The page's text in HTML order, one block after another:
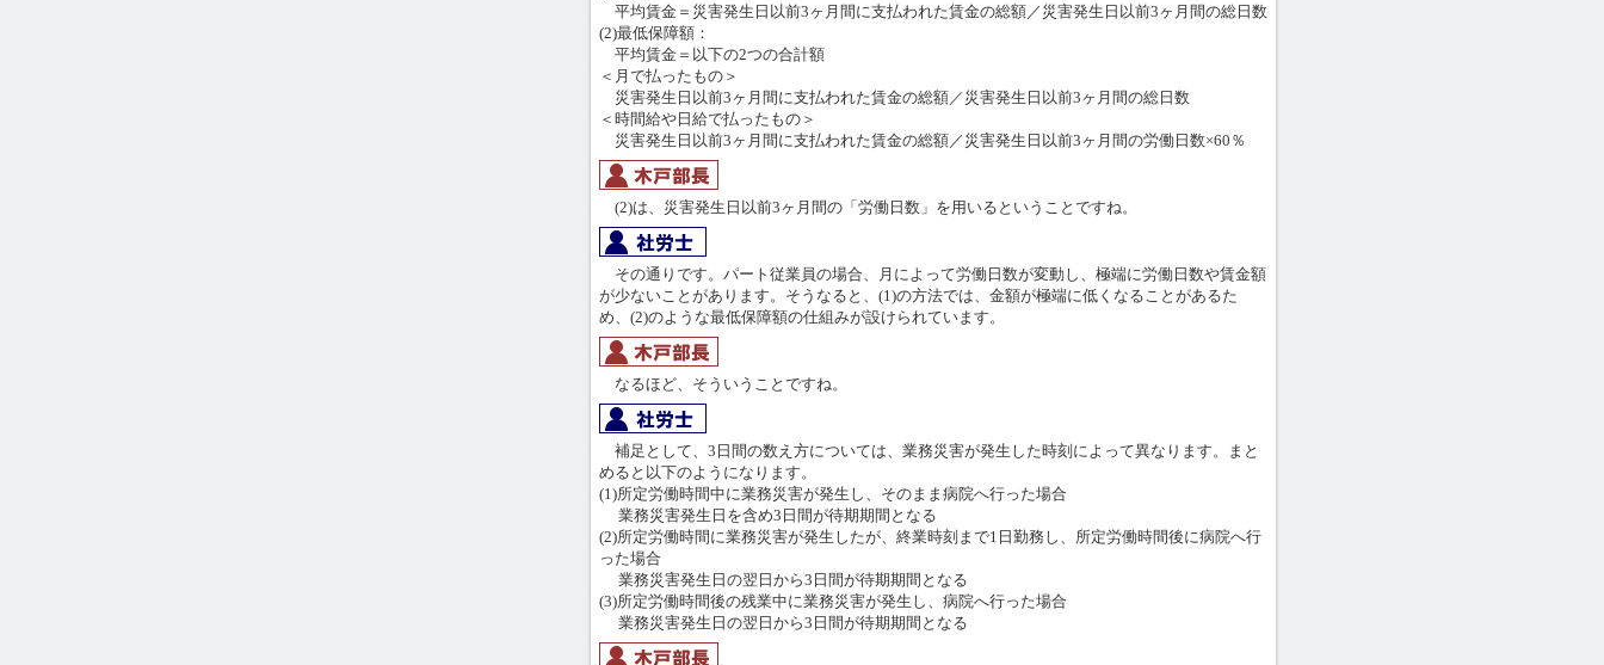
平均賃金＝災害発生日以前3ヶ月間に支払われた賃金の総額／災害発生日以前3ヶ月間の総日数
(2)最低保障額：
平均賃金＝以下の2つの合計額
＜月で払ったもの＞
災害発生日以前3ヶ月間に支払われた賃金の総額／災害発生日以前3ヶ月間の総日数
＜時間給や日給で払ったもの＞
災害発生日以前3ヶ月間に支払われた賃金の総額／災害発生日以前3ヶ月間の労働日数×60％
(2)は、災害発生日以前3ヶ月間の「労働日数」を用いるということですね。
その通りです。パート従業員の場合、月によって労働日数が変動し、極端に労働日数や賃金額
が少ないことがあります。そうなると、(1)の方法では、金額が極端に低くなることがあるた
め、(2)のような最低保障額の仕組みが設けられています。
なるほど、そういうことですね。
補足として、3日間の数え方については、業務災害が発生した時刻によって異なります。まと
めると以下のようになります。
(1)所定労働時間中に業務災害が発生し、そのまま病院へ行った場合
業務災害発生日を含め3日間が待期期間となる
(2)所定労働時間に業務災害が発生したが、終業時刻まで1日勤務し、所定労働時間後に病院へ行
った場合
業務災害発生日の翌日から3日間が待期期間となる
(3)所定労働時間後の残業中に業務災害が発生し、病院へ行った場合
業務災害発生日の翌日から3日間が待期期間となる